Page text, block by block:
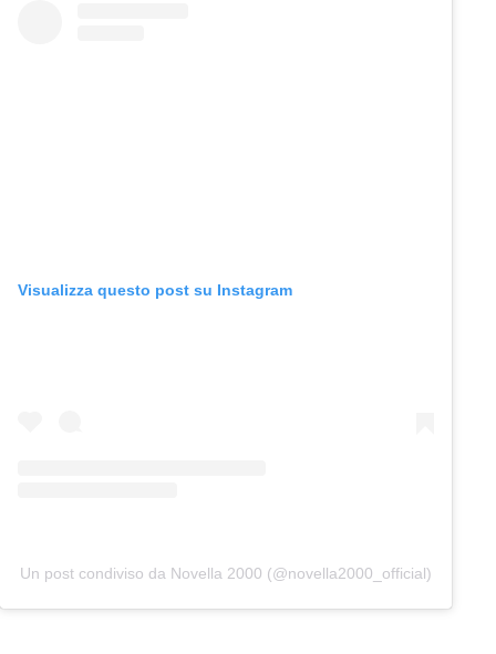
Visualizza questo post su Instagram
Un post condiviso da Novella 2000 (@novella2000_official)